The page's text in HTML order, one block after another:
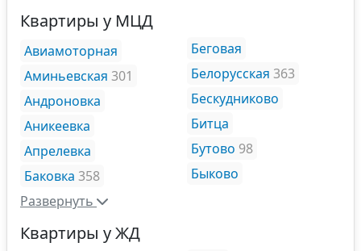
Квартиры у МЦД
Авиамоторная
Аминьевская 301
Андроновка
Аникеевка
Апрелевка
Баковка 358
Беговая
Белорусская 363
Бескудниково
Битца
Бутово 98
Быково
Развернуть
Квартиры у ЖД